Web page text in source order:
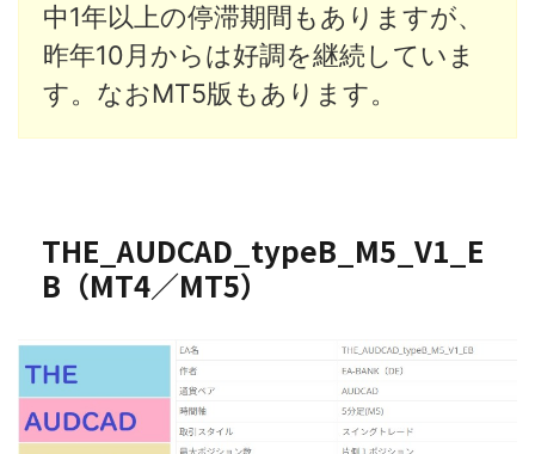
中1年以上の停滞期間もありますが、
昨年10月からは好調を継続していま
す。なおMT5版もあります。
THE_AUDCAD_typeB_M5_V1_E
B（MT4／MT5）